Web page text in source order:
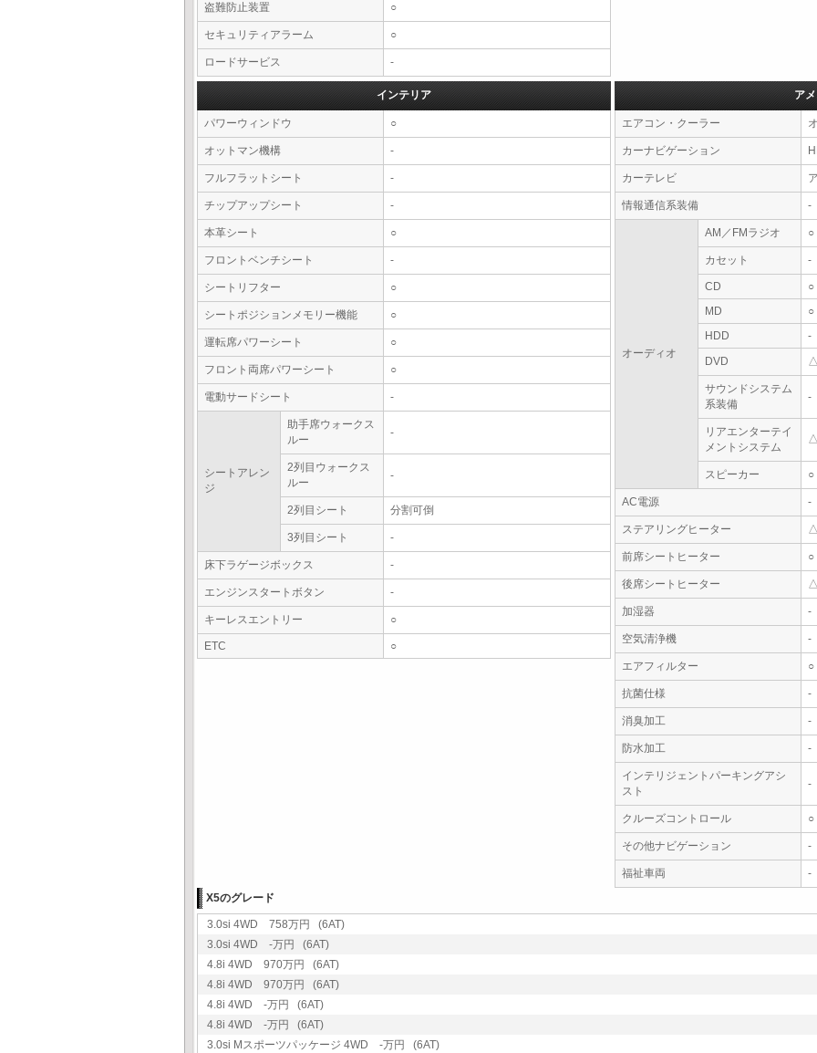
盗難防止装置 ○
セキュリティアラーム ○
ロードサービス -
インテリア
パワーウィンドウ ○
オットマン機構 -
フルフラットシート -
チップアップシート -
本革シート ○
フロントベンチシート -
シートリフター ○
シートポジションメモリー機能 ○
運転席パワーシート ○
フロント両席パワーシート ○
電動サードシート -
シートアレン
ジ
助手席ウォークス
ルー
-
2列目ウォークス
ルー
-
2列目シート 分割可倒
3列目シート -
床下ラゲージボックス -
エンジンスタートボタン -
キーレスエントリー ○
ETC ○
ア
エアコン・クーラー
カーナビゲーション
カーテレビ
情報通信系装備 -
オーディオ
AM／FMラジオ ○
カセット -
CD
○
MD
○
HDD
-
DVD
△
サウンドシステム
系装備
-
リアエンターテイ
メントシステム
△
スピーカー ○
AC電源 -
ステアリングヒーター △
前席シートヒーター ○
後席シートヒーター △
加湿器 -
空気清浄機 -
エアフィルター ○
抗菌仕様 -
消臭加工 -
防水加工 -
インテリジェントパーキングアシ
スト
-
クルーズコントロール ○
その他ナビゲーション -
福祉車両
-
X5のグレード
3.0si 4WD 758万円 (6AT)
3.0si 4WD -万円 (6AT)
4.8i 4WD 970万円 (6AT)
4.8i 4WD 970万円 (6AT)
4.8i 4WD -万円 (6AT)
4.8i 4WD -万円 (6AT)
3.0si Mスポーツパッケージ 4WD -万円 (6AT)